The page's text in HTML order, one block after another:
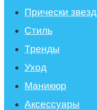
Прически звезд
Стиль
Тренды
Уход
Маникюр
Аксессуары